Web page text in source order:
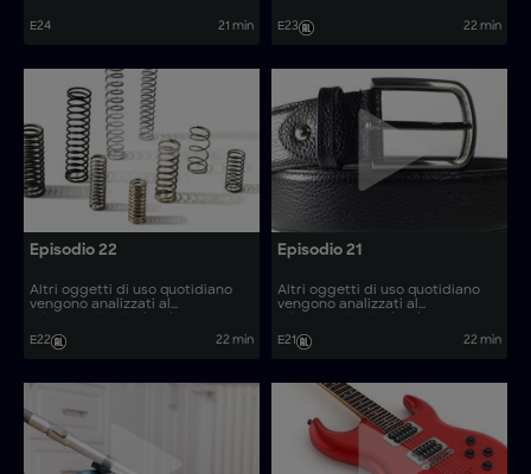
vengono prodotti. Come si
realizzano articoli come le auto
E24 21 min
vengono prodotti. Come si
realizzano articoli come i
E23 22 min
Episodio 22
Altri oggetti di uso quotidiano
vengono analizzati al
vengono prodotti. Come si
realizzano articoli come le micro-
E22 22 min
Episodio 21
Altri oggetti di uso quotidiano
vengono analizzati al
vengono prodotti. Come si
realizzano articoli come i pannelli
E21 22 min